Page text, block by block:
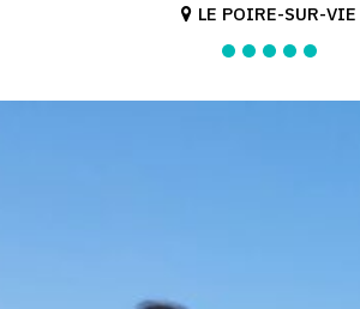
LE POIRE-SUR-VIE